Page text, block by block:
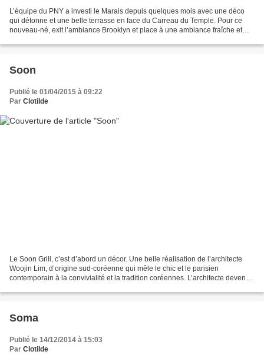
L’équipe du PNY a investi le Marais depuis quelques mois avec une déco
qui détonne et une belle terrasse en face du Carreau du Temple. Pour ce
nouveau-né, exit l’ambiance Brooklyn et place à une ambiance fraîche et
Soon
Publié le 01/04/2015 à 09:22
Par Clotilde
Le Soon Grill, c’est d’abord un décor. Une belle réalisation de l’architecte
Woojin Lim, d’origine sud-coréenne qui mêle le chic et le parisien
contemporain à la convivialité et la tradition coréennes. L’architecte devenu
Soma
Publié le 14/12/2014 à 15:03
Par Clotilde